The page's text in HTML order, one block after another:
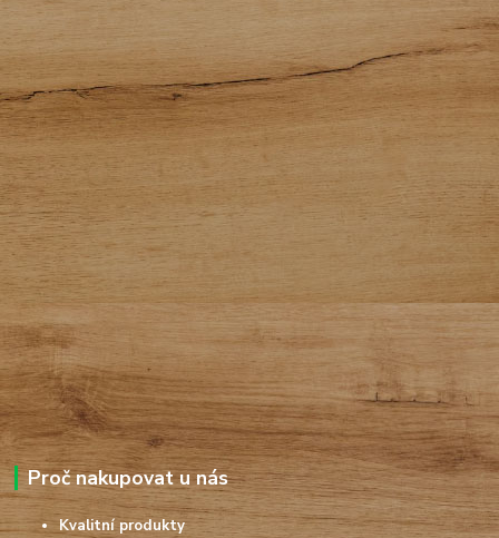
Proč nakupovat u nás
Kvalitní produkty